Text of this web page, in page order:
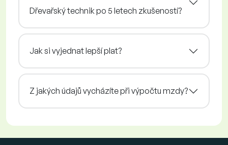
Dřevařský technik po 5 letech zkušeností?
Jak si vyjednat lepší plat?
Z jakých údajů vycházíte při výpočtu mzdy?